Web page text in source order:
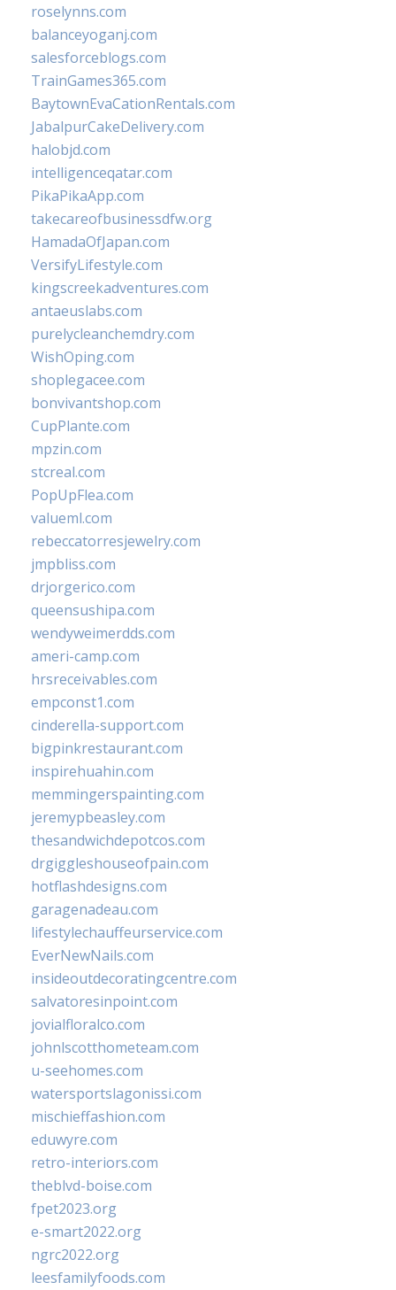
roselynns.com
balanceyoganj.com
salesforceblogs.com
TrainGames365.com
BaytownEvaCationRentals.com
JabalpurCakeDelivery.com
halobjd.com
intelligenceqatar.com
PikaPikaApp.com
takecareofbusinessdfw.org
HamadaOfJapan.com
VersifyLifestyle.com
kingscreekadventures.com
antaeuslabs.com
purelycleanchemdry.com
WishOping.com
shoplegacee.com
bonvivantshop.com
CupPlante.com
mpzin.com
stcreal.com
PopUpFlea.com
valueml.com
rebeccatorresjewelry.com
jmpbliss.com
drjorgerico.com
queensushipa.com
wendyweimerdds.com
ameri-camp.com
hrsreceivables.com
empconst1.com
cinderella-support.com
bigpinkrestaurant.com
inspirehuahin.com
memmingerspainting.com
jeremypbeasley.com
thesandwichdepotcos.com
drgiggleshouseofpain.com
hotflashdesigns.com
garagenadeau.com
lifestylechauffeurservice.com
EverNewNails.com
insideoutdecoratingcentre.com
salvatoresinpoint.com
jovialfloralco.com
johnlscotthometeam.com
u-seehomes.com
watersportslagonissi.com
mischieffashion.com
eduwyre.com
retro-interiors.com
theblvd-boise.com
fpet2023.org
e-smart2022.org
ngrc2022.org
leesfamilyfoods.com